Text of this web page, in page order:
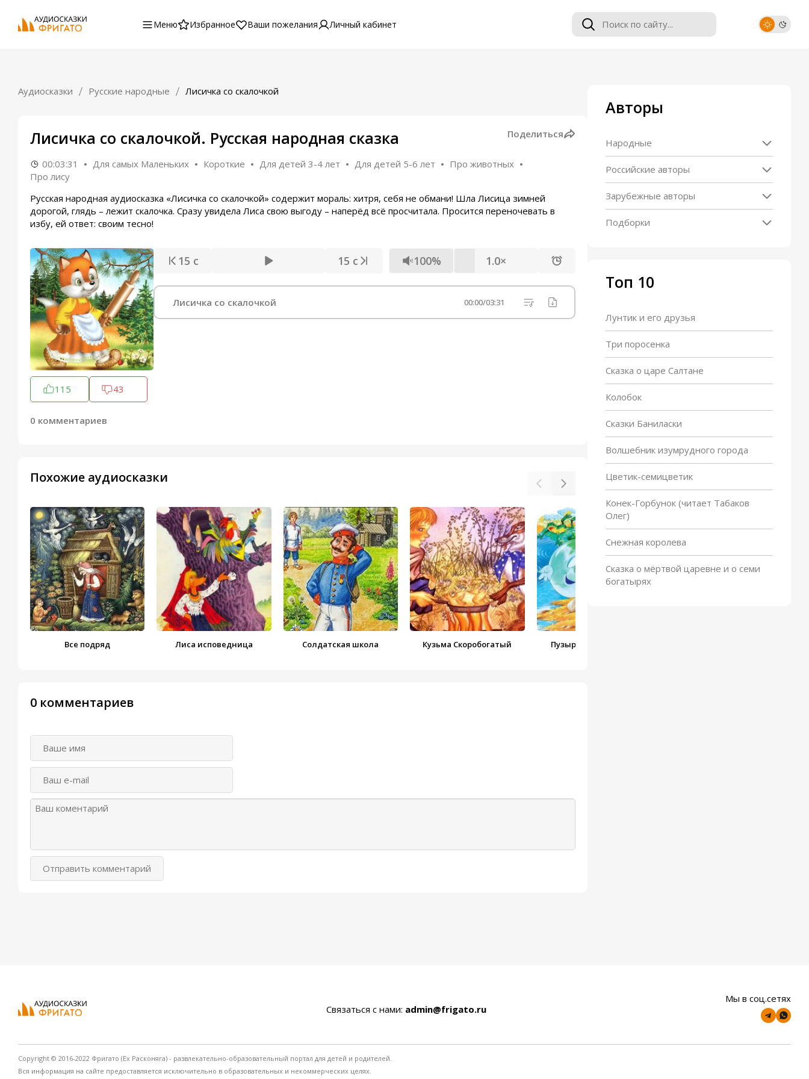
Меню Избранное Ваши пожелания Личный кабинет
Аудиосказки Русские народные Лисичка со скалочкой
Лисичка со скалочкой. Русская народная сказка Поделиться
00:03:31 Для самых Маленьких Короткие Для детей 3-4 лет Для детей 5-6 лет
Про животных
Про лису
Русская народная аудиосказка «Лисичка со скалочкой» содержит мораль: хитря, себя не обмани! Шла Лисица зимней
дорогой, глядь – лежит скалочка. Сразу увидела Лиса свою выгоду – наперёд всё просчитала. Просится переночевать в
избу, ей ответ: своим тесно!
115 43
0 комментариев
15 с 15 с 100% 1.0×
Лисичка со скалочкой 00:00/03:31
Похожие аудиосказки
Все подряд Лиса исповедница Солдатская школа Кузьма Скоробогатый
Пузырь, соломинка и
0 комментариев
Отправить комментарий
Авторы
Народные
Российские авторы
Зарубежные авторы
Подборки
Топ 10
Лунтик и его друзья
Три поросенка
Сказка о царе Салтане
Колобок
Сказки Баниласки
Волшебник изумрудного города
Цветик-семицветик
Конек-Горбунок (читает Табаков
Олег)
Снежная королева
Сказка о мёртвой царевне и о семи
богатырях
Связаться с нами: admin@frigato.ru
Мы в соц.сетях
Copyright © 2016-2022 Фригато (Ex Расконяга) - развлекательно-образовательный портал для детей и родителей.
Вся информация на сайте предоставляется исключительно в образовательных и некоммерческих целях.